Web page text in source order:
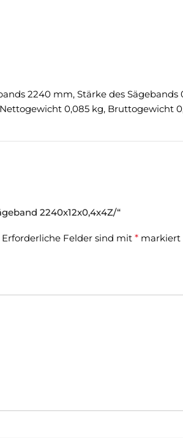
2240 mm, Stärke des
0,085 kg, Bruttogewicht
2240x12x0,4x4Z/“
Erforderliche Felder sind mit * markiert